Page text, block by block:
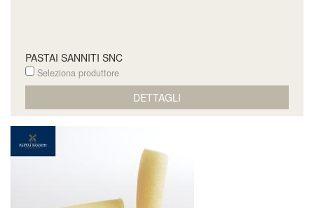
PASTAI SANNITI SNC
Seleziona produttore
DETTAGLI